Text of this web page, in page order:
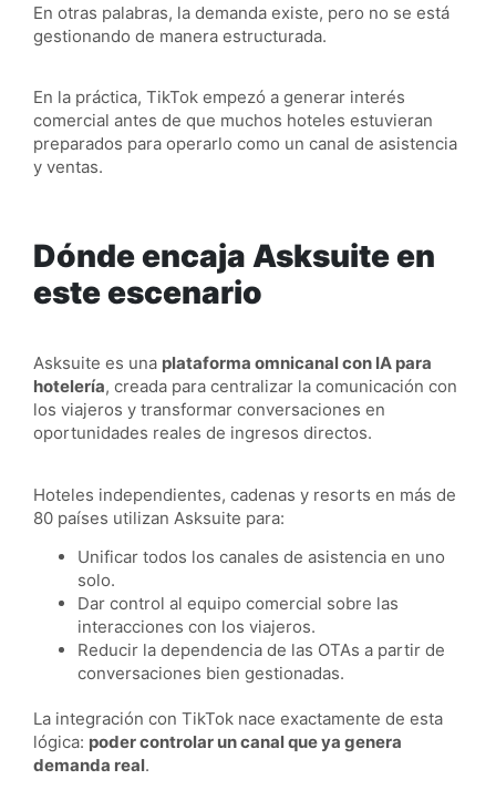
En otras palabras, la demanda existe, pero no se está
gestionando de manera estructurada.
En la práctica, TikTok empezó a generar interés
comercial antes de que muchos hoteles estuvieran
preparados para operarlo como un canal de asistencia
y ventas.
Dónde encaja Asksuite en
este escenario
Asksuite es una plataforma omnicanal con IA para
hotelería, creada para centralizar la comunicación con
los viajeros y transformar conversaciones en
oportunidades reales de ingresos directos.
Hoteles independientes, cadenas y resorts en más de
80 países utilizan Asksuite para:
Unificar todos los canales de asistencia en uno
solo.
Dar control al equipo comercial sobre las
interacciones con los viajeros.
Reducir la dependencia de las OTAs a partir de
conversaciones bien gestionadas.
La integración con TikTok nace exactamente de esta
lógica: poder controlar un canal que ya genera
demanda real.